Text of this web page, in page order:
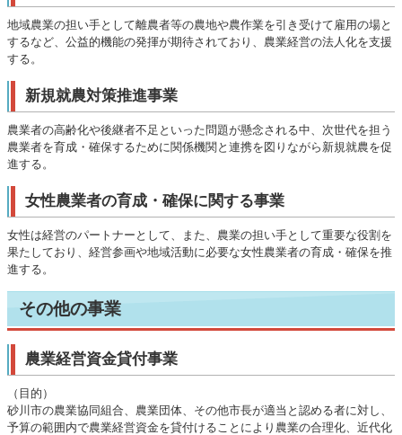
地域農業の担い手として離農者等の農地や農作業を引き受けて雇用の場と
するなど、公益的機能の発揮が期待されており、農業経営の法人化を支援
する。
新規就農対策推進事業
農業者の高齢化や後継者不足といった問題が懸念される中、次世代を担う
農業者を育成・確保するために関係機関と連携を図りながら新規就農を促
進する。
女性農業者の育成・確保に関する事業
女性は経営のパートナーとして、また、農業の担い手として重要な役割を
果たしており、経営参画や地域活動に必要な女性農業者の育成・確保を推
進する。
その他の事業
農業経営資金貸付事業
（目的）
砂川市の農業協同組合、農業団体、その他市長が適当と認める者に対し、
予算の範囲内で農業経営資金を貸付けることにより農業の合理化、近代化